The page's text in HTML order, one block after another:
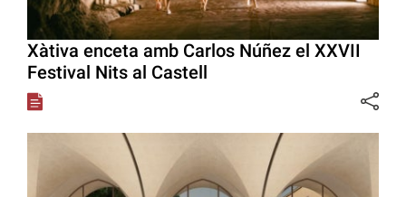
Xàtiva enceta amb Carlos Núñez el XXVII
Festival Nits al Castell